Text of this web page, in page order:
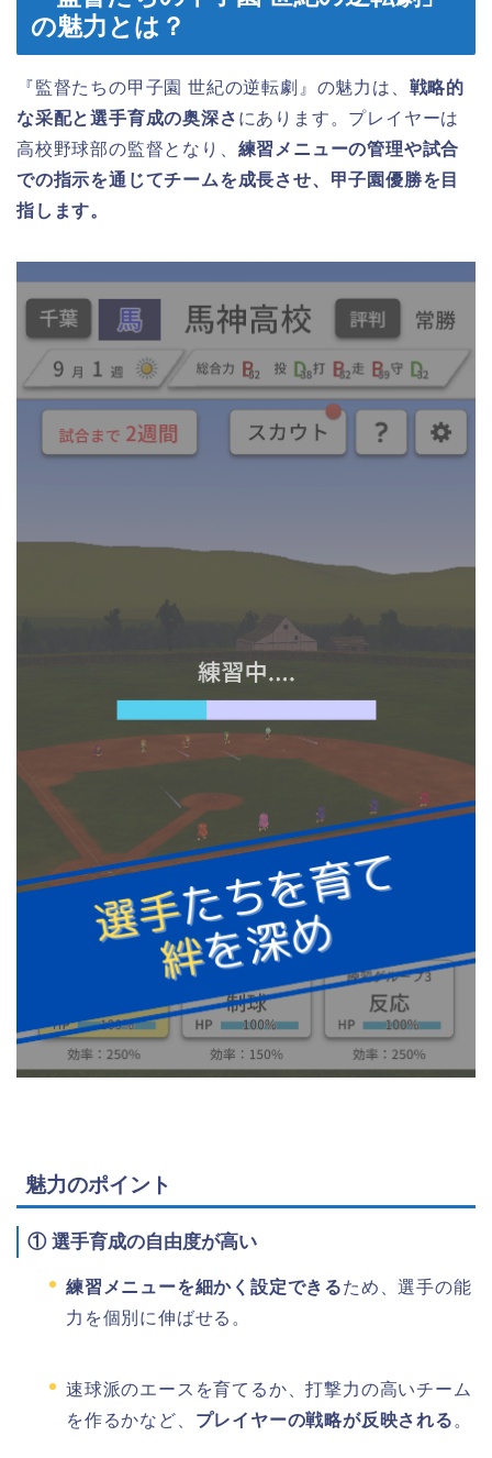
の魅力とは？
『監督たちの甲子園 世紀の逆転劇』の魅力は、 戦略的
な采配と選手育成の奥深さ にあります。プレイヤーは
高校野球部の監督となり、 練習メニューの管理や試合
での指示を通じてチームを成長させ、甲子園優勝を目
指します。
魅力のポイント
① 選手育成の自由度が高い
練習メニューを細かく設定できるため、選手の能
力を個別に伸ばせる。
速球派のエースを育てるか、打撃力の高いチーム
を作るかなど、 プレイヤーの戦略が反映される 。